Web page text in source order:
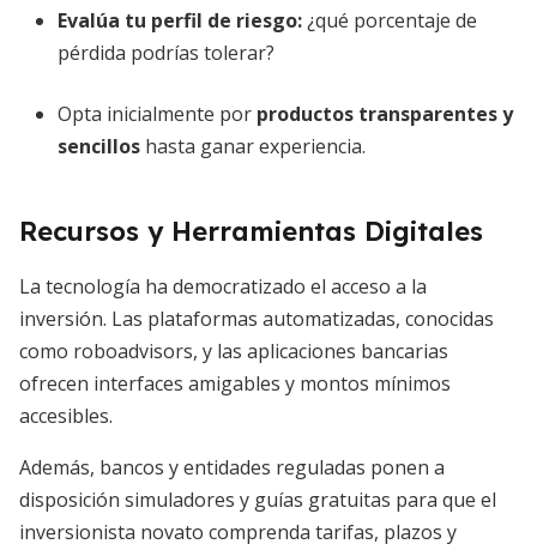
Evalúa tu perfil de riesgo:¿qué porcentaje de
pérdida podrías tolerar?
Opta inicialmente por productos transparentes y
sencillos hasta ganar experiencia.
Recursos y Herramientas Digitales
La tecnología ha democratizado el acceso a la
inversión. Las plataformas automatizadas, conocidas
como roboadvisors, y las aplicaciones bancarias
ofrecen interfaces amigables y montos mínimos
accesibles.
Además, bancos y entidades reguladas ponen a
disposición simuladores y guías gratuitas para que el
inversionista novato comprenda tarifas, plazos y